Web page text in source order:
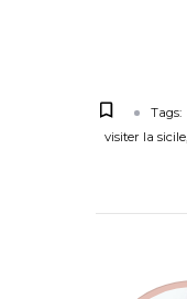
Tags:
visiter la sicile